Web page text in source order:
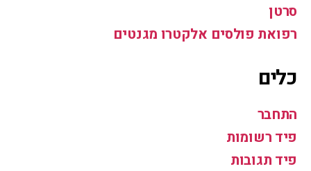
סרטן
רפואת פולסים אלקטרו מגנטים
כלים
התחבר
פיד רשומות
פיד תגובות